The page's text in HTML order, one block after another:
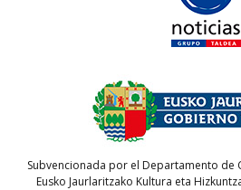
Subvencionada por el Departamento de
Eusko Jaurlaritzako Kultura eta